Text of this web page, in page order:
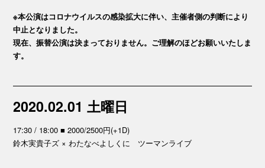
※本公演はコロナウイルスの感染拡大に伴い、主催者側の判断により
中止となりました。
現在、振替公演は決まっておりません。ご理解のほどお願いいたしま
す。
2020.02.01 土曜日
17:30 / 18:00 ■ 2000/2500円(+1D)
鈴木実貴子ズ × わたなべよしくに ツーマンライブ